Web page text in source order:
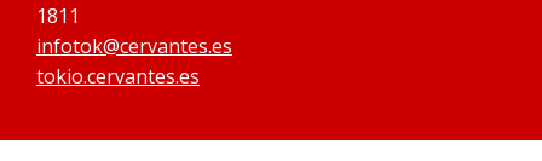
1811
infotok@cervantes.es
tokio.cervantes.es